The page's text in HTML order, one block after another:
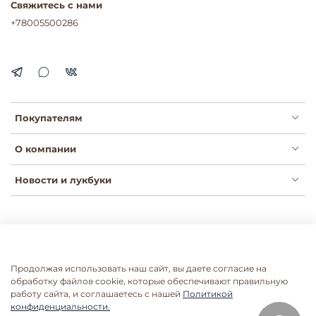
Покупателям
О компании
Новости и лукбуки
Свяжитесь с нами
+78005500286
Согласие на рассылки
Согласие на обработку ПДН
Согласие на обработку ПДН розница
Продолжая использовать наш сайт, вы даете согласие на
обработку файлов cookie, которые обеспечивают правильную
работу сайта, и соглашаетесь с нашей Политикой
конфиденциальности.